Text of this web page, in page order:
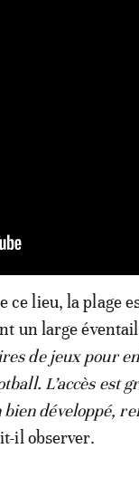
ce lieu, la plage
un large
de jeux pour
L’accès est
développé,
il observer.